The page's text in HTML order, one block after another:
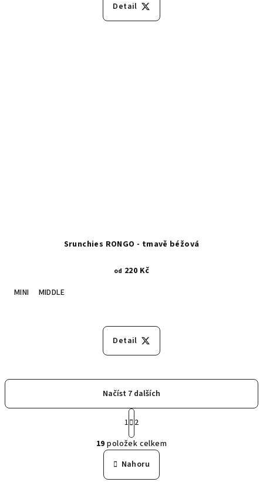
Detail
Srunchies RONGO - tmavě béžová
od 220 Kč
MINI
MIDDLE
Detail
O
v
l
á
Načíst 7 dalších
S
t
r
á
n
k
o
1 2
19 položek celkem
Nahoru